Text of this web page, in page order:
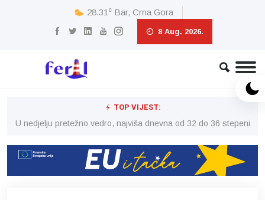
28.31 c Bar, Crna Gora
8 Aug. 2026.
TOP VIJEST:
U nedjelju pretežno vedro, najviša dnevna od 32 do 36 stepeni